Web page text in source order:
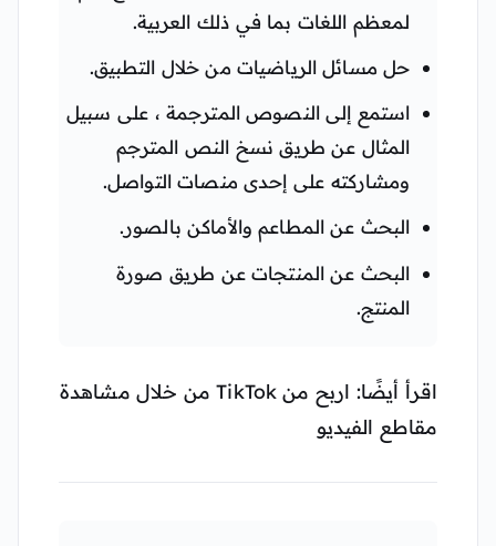
لمعظم اللغات بما في ذلك العربية.
حل مسائل الرياضيات من خلال التطبيق.
استمع إلى النصوص المترجمة ، على سبيل
المثال عن طريق نسخ النص المترجم
ومشاركته على إحدى منصات التواصل.
البحث عن المطاعم والأماكن بالصور.
البحث عن المنتجات عن طريق صورة
المنتج.
اقرأ أيضًا: اربح من TikTok من خلال مشاهدة
مقاطع الفيديو